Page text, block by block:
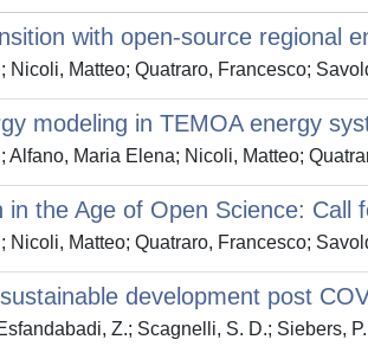
with open-source regional
Nicoli, Matteo; Quatraro, Francesco;
modeling in TEMOA energy
Alfano, Maria Elena; Nicoli, Matteo;
in the Age of Open Science: Call
Nicoli, Matteo; Quatraro, Francesco;
development post
Z.; Scagnelli, S. D.; Siebers, P.